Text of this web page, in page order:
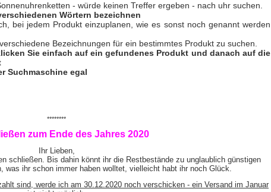
- würde keinen Treffer ergeben - nach uhr suchen.
Wörtern bezeichnen
bei jedem Produkt einzuplanen, wie es sonst noch genannt werden
Bezeichnungen für ein bestimmtes Produkt zu suchen.
Sie einfach auf ein gefundenes Produkt und danach auf die
Suchmaschine egal
********
zum Ende des Jahres 2020
Ihr Lieben,
schließen. Bis dahin könnt ihr die Restbestände zu unglaublich günstigen
was ihr schon immer haben wolltet, vielleicht habt ihr noch Glück.
sind, werde ich am 30.12.2020 noch verschicken - ein Versand im Januar